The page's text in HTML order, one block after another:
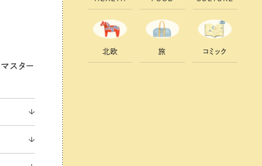
スター
北欧 旅 コ ミ ック